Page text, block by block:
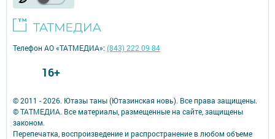
© 2011 - 2026. Ютазы таны (Ютазинская новь). Все права защищены.
© ТАТМЕДИА. Все материалы, размещенные на сайте, защищены
законом.
Перепечатка, воспроизведение и распространение в любом объеме
Телефон АО «ТАТМЕДИА»:(843) 222 09 84
16+